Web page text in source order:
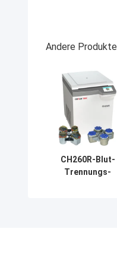
Andere Produkte
CH260R-Blut-
Trennungs-